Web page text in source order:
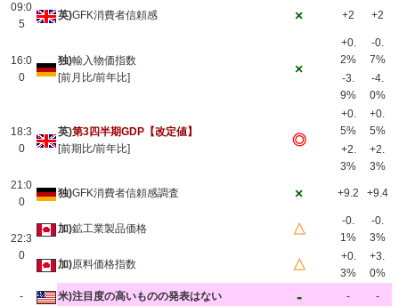
09:0
5
英)GFK消費者信頼感 × +2 +2
16:0
0
独)輸入物価指数
[前月比/前年比]
×
+0.
2%
-0.
7%
-3.
9%
-4.
0%
18:3
0
英)第3四半期GDP【改定値】
[前期比/前年比]
◎
+0.
5%
+0.
5%
+2.
3%
+2.
3%
21:0
0
独)GFK消費者信頼感調査 × +9.2 +9.4
22:3
0
加)鉱工業製品価格 △
-0.
1%
-0.
3%
加)原料価格指数 △
+0.
3%
+3.
0%
-
米)注目度の高いものの発表はない - - -